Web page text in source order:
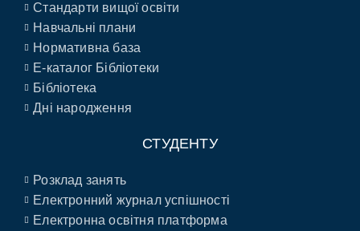
Стандарти вищої освіти
Навчальні плани
Нормативна база
E-каталог Бібліотеки
Бібліотека
Дні народження
СТУДЕНТУ
Розклад занять
Електронний журнал успішності
Електронна освітня платформа